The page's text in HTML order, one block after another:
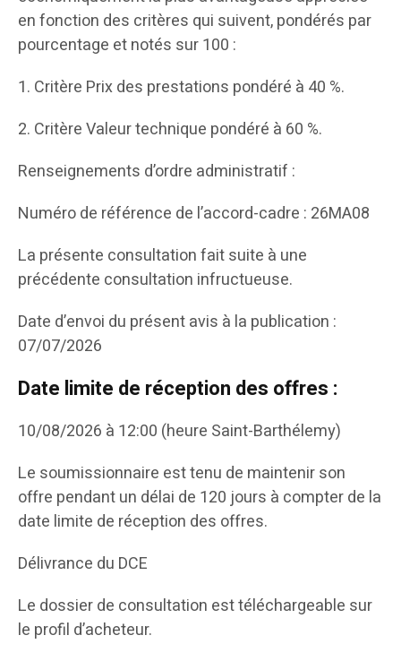
en fonction des critères qui suivent, pondérés par
pourcentage et notés sur 100 :
1. Critère Prix des prestations pondéré à 40 %.
2. Critère Valeur technique pondéré à 60 %.
Renseignements d’ordre administratif :
Numéro de référence de l’accord-cadre : 26MA08
La présente consultation fait suite à une
précédente consultation infructueuse.
Date d’envoi du présent avis à la publication :
07/07/2026
Date limite de réception des offres :
10/08/2026 à 12:00 (heure Saint-Barthélemy)
Le soumissionnaire est tenu de maintenir son
offre pendant un délai de 120 jours à compter de la
date limite de réception des offres.
Délivrance du DCE
Le dossier de consultation est téléchargeable sur
le profil d’acheteur.